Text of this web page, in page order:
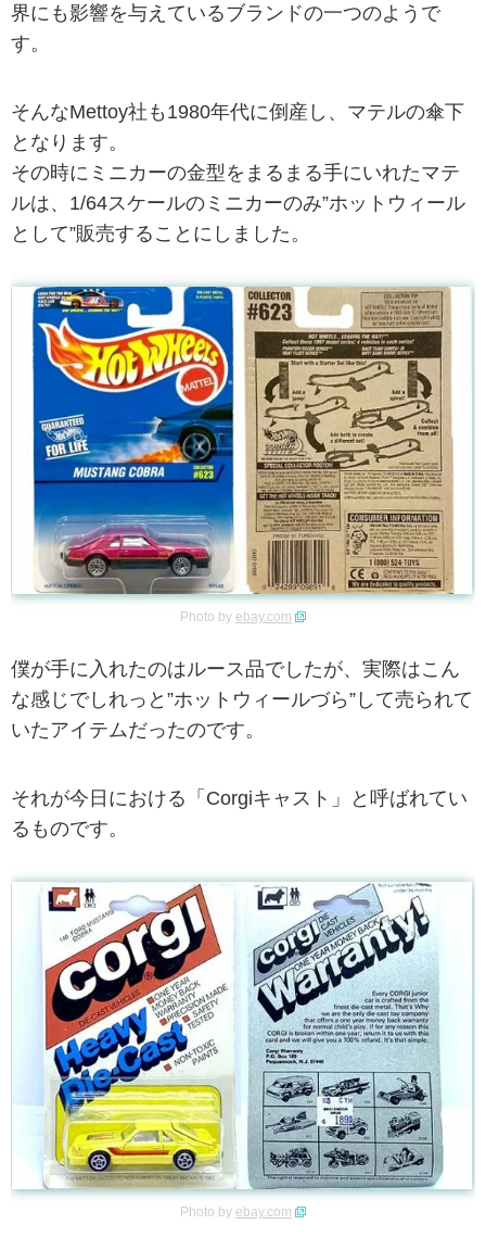
界にも影響を与えているブランドの一つのようで
す。
そんなMettoy社も1980年代に倒産し、マテルの傘下
となります。
その時にミニカーの金型をまるまる手にいれたマテ
ルは、1/64スケールのミニカーのみ”ホットウィール
として”販売することにしました。
Photo by ebay.com
僕が手に入れたのはルース品でしたが、実際はこん
な感じでしれっと”ホットウィールづら”して売られて
いたアイテムだったのです。
それが今日における「Corgiキャスト」と呼ばれてい
るものです。
Photo by ebay.com